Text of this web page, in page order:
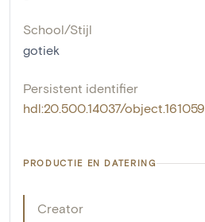
School/Stijl
gotiek
Persistent identifier
hdl:20.500.14037/object.161059
PRODUCTIE EN DATERING
Creator